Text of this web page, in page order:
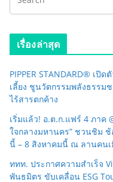
เรื่องล่าสุด
PIPPER STANDARD® เ
เลี้ยง ชูนวัตกรรมพลังธรรม
ไร้สารตกค้าง
เริ่มแล้ว! อ.ต.ก.แฟร์ 4 ภาค
ใจกลางมหานคร” ชวนชิม
นี้ – 8 สิงหาคมนี้ ณ ลานคนเ
ททท. ประกาศความสำเร็จ
พันธมิตร ขับเคลื่อน ESG